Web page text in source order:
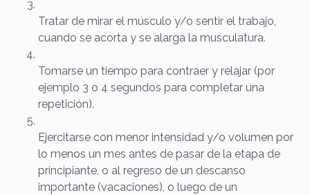
Tratar de mirar el músculo y/o sentir el trabajo,
cuando se acorta y se alarga la musculatura.
Tomarse un tiempo para contraer y relajar (por
ejemplo 3 o 4 segundos para completar una
repetición).
Ejercitarse con menor intensidad y/o volumen por
lo menos un mes antes de pasar de la etapa de
principiante, o al regreso de un descanso
importante (vacaciones), o luego de un